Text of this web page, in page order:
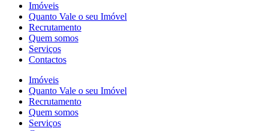
Imóveis
Quanto Vale o seu Imóvel
Recrutamento
Quem somos
Serviços
Contactos
Imóveis
Quanto Vale o seu Imóvel
Recrutamento
Quem somos
Serviços